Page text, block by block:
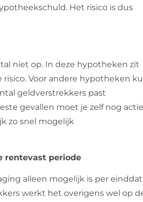
Het risico is dus
niet op. In deze hypotheken zit
Voor andere hypotheken
geldverstrekkers past
gevallen moet je zelf nog actie
zo snel mogelijk
rentevast periode
alleen mogelijk is per
werkt het overigens wel op